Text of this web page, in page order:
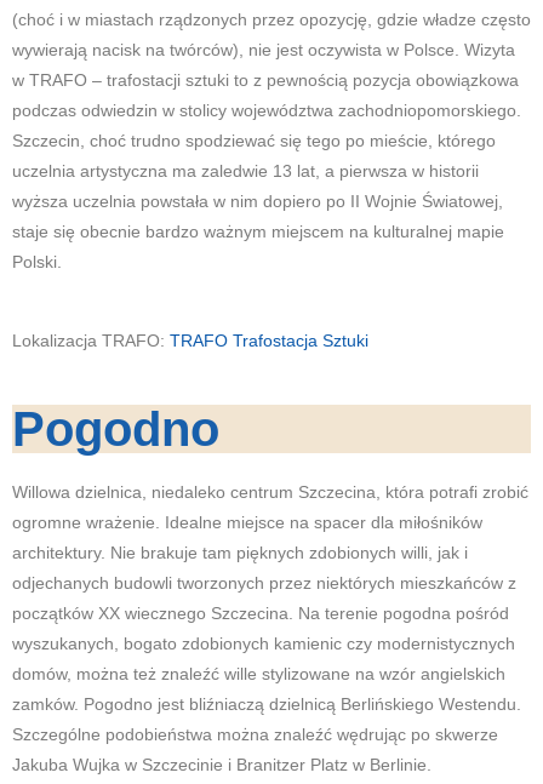
(choć i w miastach rządzonych przez opozycję, gdzie władze często
wywierają nacisk na twórców), nie jest oczywista w Polsce. Wizyta
w TRAFO – trafostacji sztuki to z pewnością pozycja obowiązkowa
podczas odwiedzin w stolicy województwa zachodniopomorskiego.
Szczecin, choć trudno spodziewać się tego po mieście, którego
uczelnia artystyczna ma zaledwie 13 lat, a pierwsza w historii
wyższa uczelnia powstała w nim dopiero po II Wojnie Światowej,
staje się obecnie bardzo ważnym miejscem na kulturalnej mapie
Polski.
Lokalizacja TRAFO: TRAFO Trafostacja Sztuki
Pogodno
Willowa dzielnica, niedaleko centrum Szczecina, która potrafi zrobić
ogromne wrażenie. Idealne miejsce na spacer dla miłośników
architektury. Nie brakuje tam pięknych zdobionych willi, jak i
odjechanych budowli tworzonych przez niektórych mieszkańców z
początków XX wiecznego Szczecina. Na terenie pogodna pośród
wyszukanych, bogato zdobionych kamienic czy modernistycznych
domów, można też znaleźć wille stylizowane na wzór angielskich
zamków. Pogodno jest bliźniaczą dzielnicą Berlińskiego Westendu.
Szczególne podobieństwa można znaleźć wędrując po skwerze
Jakuba Wujka w Szczecinie i Branitzer Platz w Berlinie.